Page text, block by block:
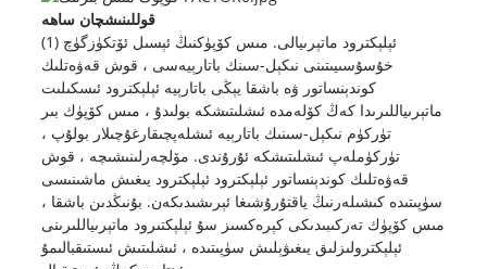
قوللىنىشچان ساھە
(1) ئېلېكترود ماتېرىيالى. مىس كۆپۈكنىڭ ئېسىل ئۆتكۈزگۈچ
خۇسۇسىيىتىنى نىكېل-سىنك باتارېيەسى ، قوش قەۋەتلىك
كوندېنساتور ۋە باشقا يېڭى باتارېيە ئېلېكترود ئىسكىلىت
ماتېرىياللىرىدا كەڭ كۆلەمدە ئىشلىتىشكە بولىدۇ ، مىس كۆپۈك بىر
تۈركۈم نىكېل-سىنىك باتارېيە ئىشلەپچىقارغۇچىلار بولۇپ ،
تۈركۈملەپ ئىشلىتىشكە ئۇرۇندى. مۆلچەرلىنىشىچە ، قوش
قەۋەتلىك كوندېنساتور ئېلېكترود ئېلېكترود يىغىش ماشىنىسى
سۈپىتىدە كىشىلەرنىڭ ياقتۇرۇشىغا ئېرىشىدىكەن. بۇنىڭدىن باشقا ،
مىس كۆپۈك تەركىبىدىكى كېرەكسىز سۇ ئېلېكتىرود ماتېرىياللىرىنى
ئېلېكترولىزلىق يىغىۋېلىش سۈپىتىدە ، ئىشلىتىش ئىستىقبالىمۇ